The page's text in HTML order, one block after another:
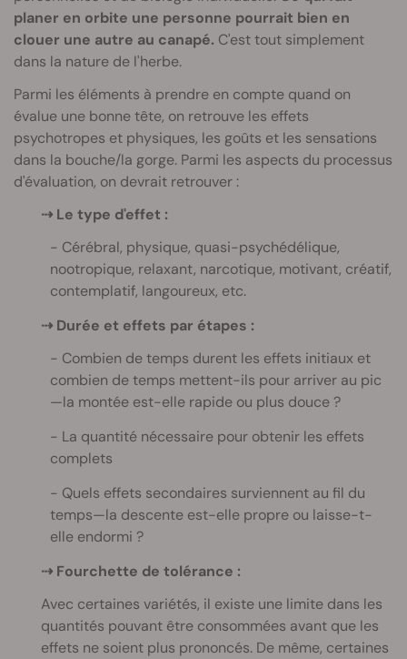
planer en orbite une personne pourrait bien en
clouer une autre au canapé. C'est tout simplement
dans la nature de l'herbe.
Parmi les éléments à prendre en compte quand on
évalue une bonne tête, on retrouve les effets
psychotropes et physiques, les goûts et les sensations
dans la bouche/la gorge. Parmi les aspects du processus
d'évaluation, on devrait retrouver :
⇢ Le type d'effet :
Cérébral, physique, quasi-psychédélique,
nootropique, relaxant, narcotique, motivant, créatif,
contemplatif, langoureux, etc.
⇢ Durée et effets par étapes :
Combien de temps durent les effets initiaux et
combien de temps mettent-ils pour arriver au pic
—la montée est-elle rapide ou plus douce ?
La quantité nécessaire pour obtenir les effets
complets
Quels effets secondaires surviennent au fil du
temps—la descente est-elle propre ou laisse-t-
elle endormi ?
⇢ Fourchette de tolérance :
Avec certaines variétés, il existe une limite dans les
quantités pouvant être consommées avant que les
effets ne soient plus prononcés. De même, certaines